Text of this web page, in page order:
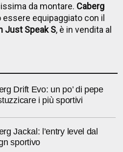
da montare. Caberg
equipaggiato con il
Just Speak S, è in vendita al
Drift Evo: un po’ di pepe
i più sportivi
Jackal: l’entry level dal
sportivo